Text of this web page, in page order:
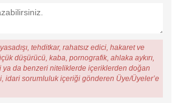
tehditkar, rahatsız edici, hakaret ve
düşürücü, kaba, pornografik, ahlaka aykırı,
ya da benzeri niteliklerde içeriklerden doğan
idari sorumluluk içeriği gönderen Üye/Üyeler’e